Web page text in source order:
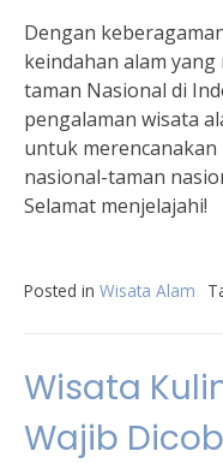
Dengan
keindahan alam yang
taman Nasional di
pengalaman wisata
untuk
nasional-taman
Selamat menjelajahi!
Posted in Wisata Alam
Wisata
Wajib